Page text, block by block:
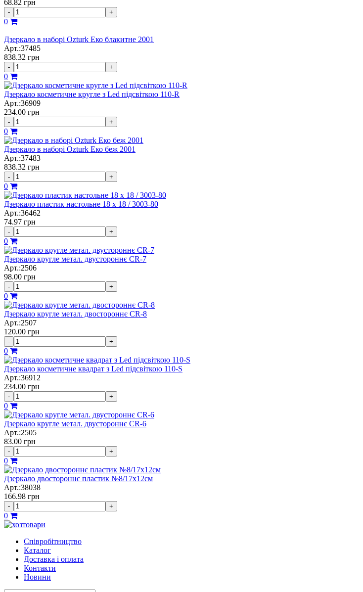
68.82 грн
- +
0
Дзеркало в наборі Ozturk Еко блакитне 2001
Арт.:37485
838.32 грн
- +
0
Дзеркало косметичне кругле з Led підсвіткою 110-R
Арт.:36909
234.00 грн
- +
0
Дзеркало в наборі Ozturk Еко беж 2001
Арт.:37483
838.32 грн
- +
0
Дзеркало пластик настольне 18 х 18 / 3003-80
Арт.:36462
74.97 грн
- +
0
Дзеркало кругле метал. двустороннє CR-7
Арт.:2506
98.00 грн
- +
0
Дзеркало кругле метал. двостороннє CR-8
Арт.:2507
120.00 грн
- +
0
Дзеркало косметичне квадрат з Led підсвіткою 110-S
Арт.:36912
234.00 грн
- +
0
Дзеркало кругле метал. двустороннє CR-6
Арт.:2505
83.00 грн
- +
0
Дзеркало двостороннє пластик №8/17х12см
Арт.:38038
166.98 грн
- +
0
Співробітництво
Каталог
Доставка і оплата
Контакти
Новини